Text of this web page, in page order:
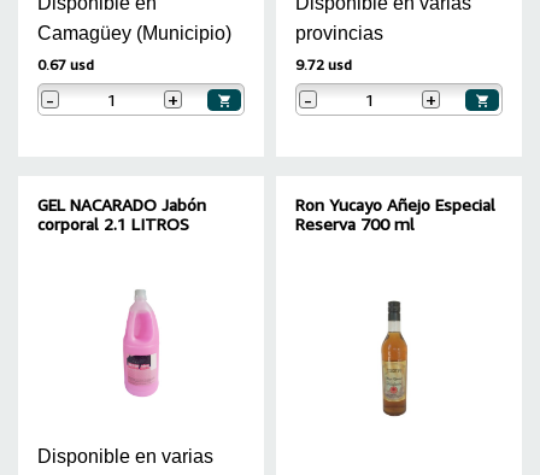
Camagüey (Municipio)
0.67 usd
- +
provincias
9.72 usd
- +
GEL NACARADO Jabón
corporal 2.1 LITROS
Disponible en varias
Ron Yucayo Añejo Especial
Reserva 700 ml